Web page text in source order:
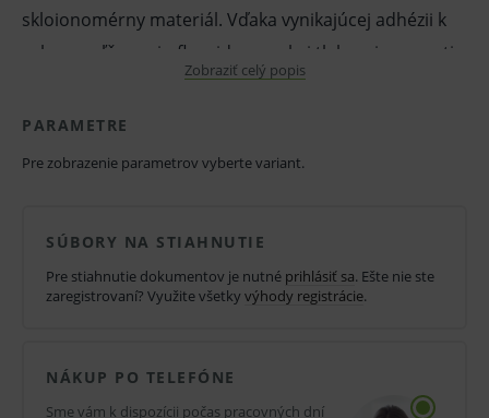
skloionomérny materiál. Vďaka vynikajúcej adhézii k
zubu, uvoľňovaniu fluoridu, vysokej tlakovej pevnosti
a vysokej estetike je odporúčaný pre širokú škálu
klinických aplikácií.
Používa sa ako náhrada dentínu, liner, pre pečatenie
lézie, cervikálny erózie, výplne koreňového povrchu,
výplne a výplne mliečnych a geriatrických zubov.
kapsuliach.
Zobraziť celý popis
PARAMETRE
Pre zobrazenie parametrov vyberte variant.
SÚBORY NA STIAHNUTIE
Pre stiahnutie dokumentov je nutné prihlásiť sa. Ešte nie ste
zaregistrovaní? Využite všetky výhody registrácie.
NÁKUP PO TELEFÓNE
Sme vám k dispozícii počas pracovných dní